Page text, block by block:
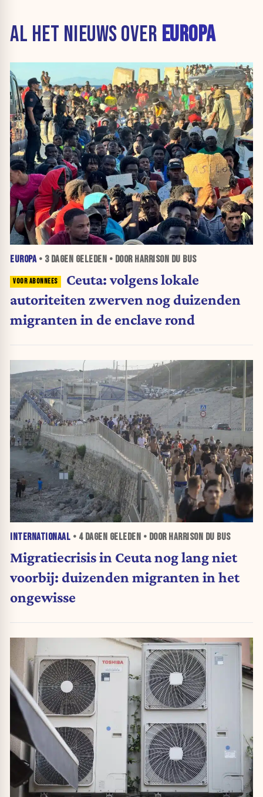
AL HET NIEUWS OVER EUROPA
EUROPA• 3 DAGEN GELEDEN • DOOR HARRISON DU BUS
Ceuta: volgens lokale
autoriteiten zwerven nog duizenden
migranten in de enclave rond
INTERNATIONAAL • 4 DAGEN GELEDEN • DOOR HARRISON DU BUS
Migratiecrisis in Ceuta nog lang niet
voorbij: duizenden migranten in het
ongewisse